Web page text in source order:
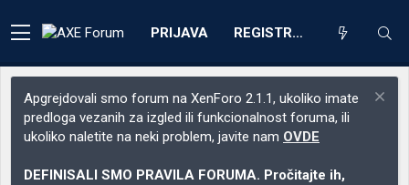
PRIJAVA REGISTRACIJA
Apgrejdovali smo forum na XenForo 2.1.1, ukoliko imate
predloga vezanih za izgled ili funkcionalnost foruma, ili
ukoliko naletite na neki problem, javite nam OVDE
DEFINISALI SMO PRAVILA FORUMA. Pročitajte ih,